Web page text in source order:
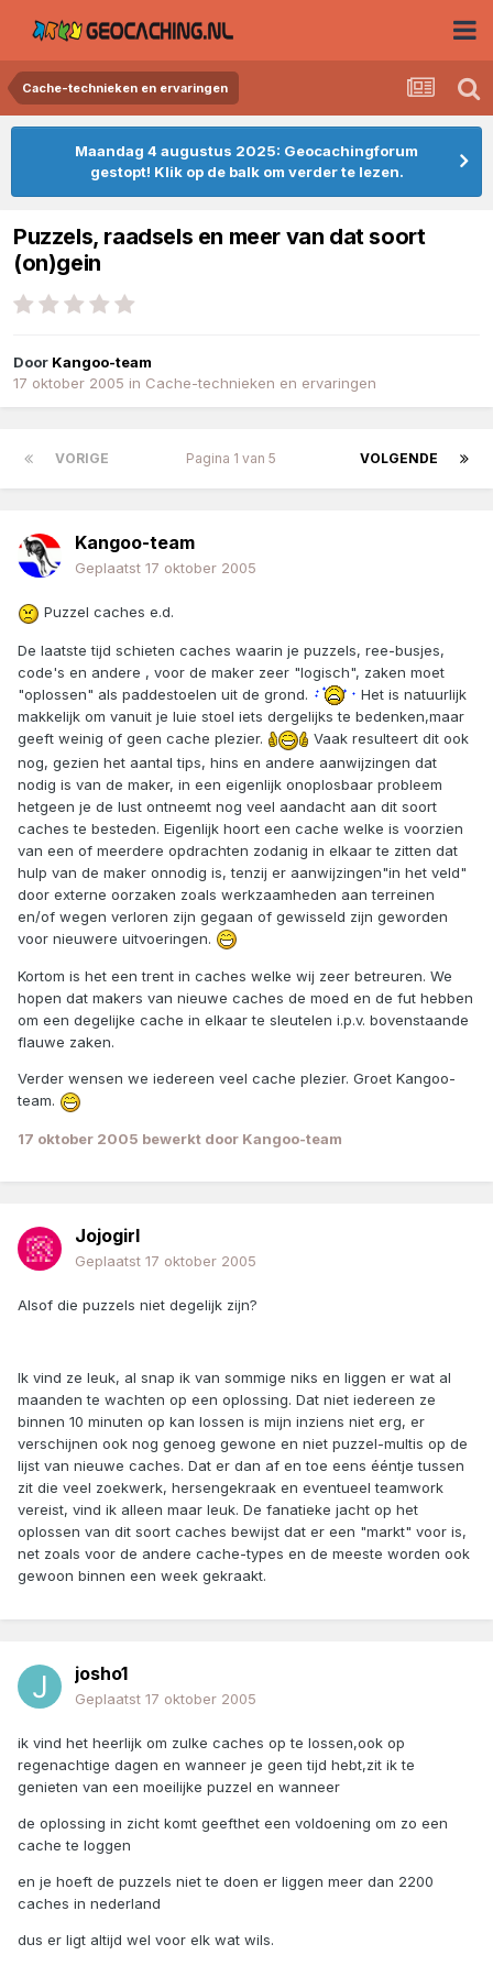
Cache-technieken en ervaringen
Maandag 4 augustus 2025: Geocachingforum
gestopt! Klik op de balk om verder te lezen.
Puzzels, raadsels en meer van dat soort
(on)gein
Door Kangoo-team
17 oktober 2005 in Cache-technieken en ervaringen
VORIGE VOLGENDE
Pagina 1 van 5
Kangoo-team
Geplaatst 17 oktober 2005
Puzzel caches e.d.
De laatste tijd schieten caches waarin je puzzels, ree-busjes,
code's en andere , voor de maker zeer "logisch", zaken moet
"oplossen" als paddestoelen uit de grond.
Het is natuurlijk
makkelijk om vanuit je luie stoel iets dergelijks te bedenken,maar
geeft weinig of geen cache plezier.
Vaak resulteert dit ook
nog, gezien het aantal tips, hins en andere aanwijzingen dat
nodig is van de maker, in een eigenlijk onoplosbaar probleem
hetgeen je de lust ontneemt nog veel aandacht aan dit soort
caches te besteden. Eigenlijk hoort een cache welke is voorzien
van een of meerdere opdrachten zodanig in elkaar te zitten dat
hulp van de maker onnodig is, tenzij er aanwijzingen"in het veld"
door externe oorzaken zoals werkzaamheden aan terreinen
en/of wegen verloren zijn gegaan of gewisseld zijn geworden
voor nieuwere uitvoeringen.
Kortom is het een trent in caches welke wij zeer betreuren. We
hopen dat makers van nieuwe caches de moed en de fut hebben
om een degelijke cache in elkaar te sleutelen i.p.v. bovenstaande
flauwe zaken.
Verder wensen we iedereen veel cache plezier. Groet Kangoo-
team.
17 oktober 2005 bewerkt door Kangoo-team
Jojogirl
Geplaatst 17 oktober 2005
Alsof die puzzels niet degelijk zijn?
Ik vind ze leuk, al snap ik van sommige niks en liggen er wat al
maanden te wachten op een oplossing. Dat niet iedereen ze
binnen 10 minuten op kan lossen is mijn inziens niet erg, er
verschijnen ook nog genoeg gewone en niet puzzel-multis op de
lijst van nieuwe caches. Dat er dan af en toe eens ééntje tussen
zit die veel zoekwerk, hersengekraak en eventueel teamwork
vereist, vind ik alleen maar leuk. De fanatieke jacht op het
oplossen van dit soort caches bewijst dat er een "markt" voor is,
net zoals voor de andere cache-types en de meeste worden ook
gewoon binnen een week gekraakt.
josho1
Geplaatst 17 oktober 2005
ik vind het heerlijk om zulke caches op te lossen,ook op
regenachtige dagen en wanneer je geen tijd hebt,zit ik te
genieten van een moeilijke puzzel en wanneer
de oplossing in zicht komt geefthet een voldoening om zo een
cache te loggen
en je hoeft de puzzels niet te doen er liggen meer dan 2200
caches in nederland
dus er ligt altijd wel voor elk wat wils.